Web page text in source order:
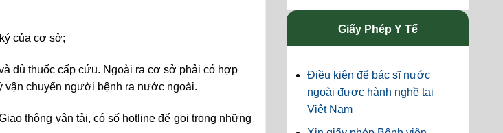
của cơ sở;
đủ thuốc cấp cứu. Ngoài ra cơ sở phải có hợp
vận chuyển người bệnh ra nước ngoài.
thông vận tải, có số hotline để gọi trong những
Giấy Phép Y Tế
Điều kiện để bác sĩ nước
ngoài được hành nghề tại
Việt Nam